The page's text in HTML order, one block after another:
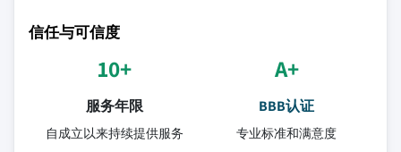
信任与可信度
10+
服务年限
自成立以来持续提供服务
A+
BBB认证
专业标准和满意度